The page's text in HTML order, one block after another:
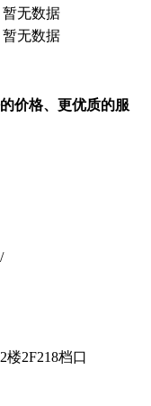
暂无数据
暂无数据
价格、更优质的服
2F218档口